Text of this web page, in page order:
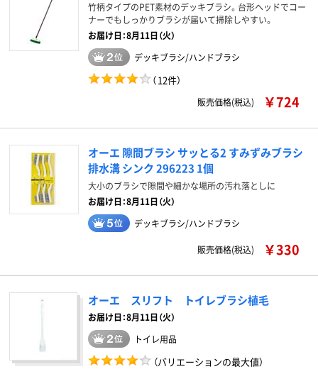
竹柄タイプのPET素材のデッキブラシ。台形ヘッドでコー
ナーでもしっかりブラシが届いて掃除しやすい。
お届け日：8月11日（火）
デッキブラシ/ハンドブラシ
（12件）
販売価格(税込) ￥724
オーエ 隙間ブラシ サッとる2 すみずみブラシ
排水溝 シンク 296223 1個
大小のブラシで隙間や細かな場所の汚れ落としに
お届け日：8月11日（火）
デッキブラシ/ハンドブラシ
販売価格(税込) ￥330
オーエ スリフト トイレブラシ植毛
お届け日：8月11日（火）
トイレ用品
（バリエーションの最大値）